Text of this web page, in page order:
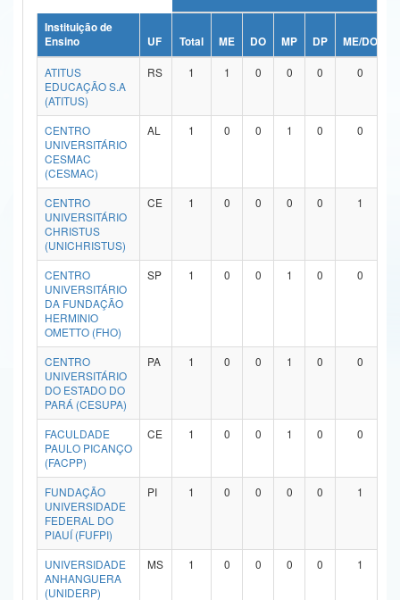
Ministério da Ciência, Tecnologia, Inovações e Comunicações
Ministério do Meio Ambiente
Ministério do Turismo
Ministério do Desenvolvimento Regional
Controladoria-Geral da União
Ministério da Mulher, da Família e dos Direitos Humanos
Secretaria-Geral
Secretaria de Governo
Gabinete de Segurança Institucional
Advocacia-Geral da União
Banco Central do Brasil
Instituição de
Ensino
UF Total ME DO MP DP ME/DO
ATITUS
EDUCAÇÃO S.A
(ATITUS)
RS 1 1 0 0 0 0
CENTRO
UNIVERSITÁRIO
CESMAC
(CESMAC)
AL 1 0 0 1 0 0
CENTRO
UNIVERSITÁRIO
CHRISTUS
(UNICHRISTUS)
CE 1 0 0 0 0 1
CENTRO
UNIVERSITÁRIO
DA FUNDAÇÃO
HERMINIO
OMETTO (FHO)
SP 1 0 0 1 0 0
CENTRO
UNIVERSITÁRIO
DO ESTADO DO
PARÁ (CESUPA)
PA 1 0 0 1 0 0
FACULDADE
PAULO PICANÇO
(FACPP)
CE 1 0 0 1 0 0
FUNDAÇÃO
UNIVERSIDADE
FEDERAL DO
PIAUÍ (FUFPI)
PI 1 0 0 0 0 1
UNIVERSIDADE
ANHANGUERA
(UNIDERP)
MS 1 0 0 0 0 1